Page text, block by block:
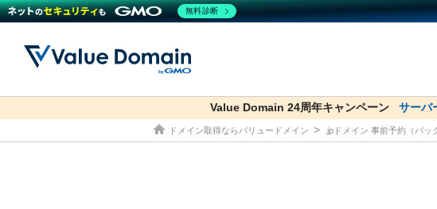
ドメイン ドメイン検索
レンタルサーバー コアサーバー
セキュリティ Value Domain ネット
サービス お得意様割引
従来のバリュードメインをご利用
従来のバリュードメインをご利用
Value Domain 24周年キャンペーン サーバ
co.jpドメイン✕コアサー
ドメイン取得ならバリュードメイン .jpドメイン 事前予約（バ
無料診断